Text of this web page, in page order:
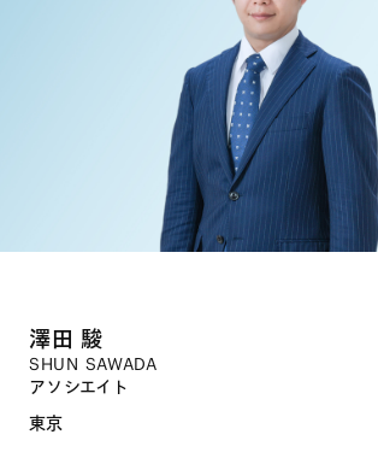
澤田 駿
SHUN SAWADA
アソシエイト
東京